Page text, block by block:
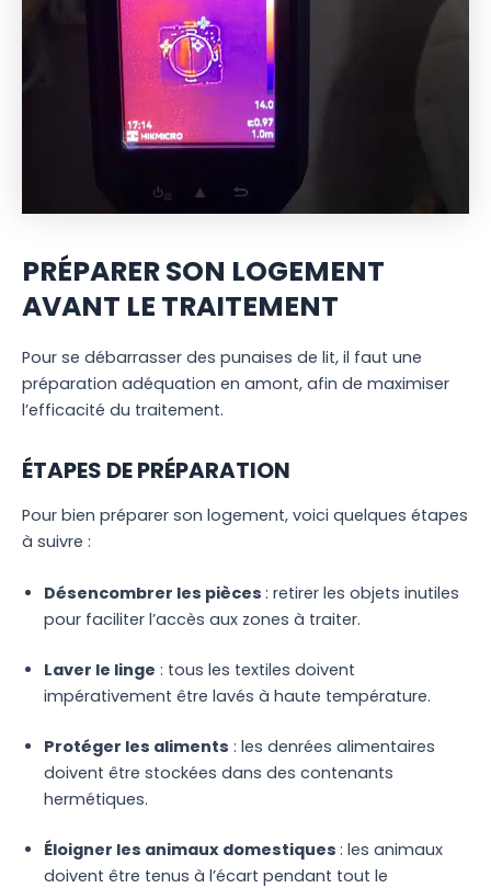
PRÉPARER SON LOGEMENT
AVANT LE TRAITEMENT
Pour se débarrasser des punaises de lit, il faut une
préparation adéquation en amont, afin de maximiser
l’efficacité du traitement.
ÉTAPES DE PRÉPARATION
Pour bien préparer son logement, voici quelques étapes
à suivre :
Désencombrer les pièces : retirer les objets inutiles
pour faciliter l’accès aux zones à traiter.
Laver le linge : tous les textiles doivent
impérativement être lavés à haute température.
Protéger les aliments : les denrées alimentaires
doivent être stockées dans des contenants
hermétiques.
Éloigner les animaux domestiques : les animaux
doivent être tenus à l’écart pendant tout le